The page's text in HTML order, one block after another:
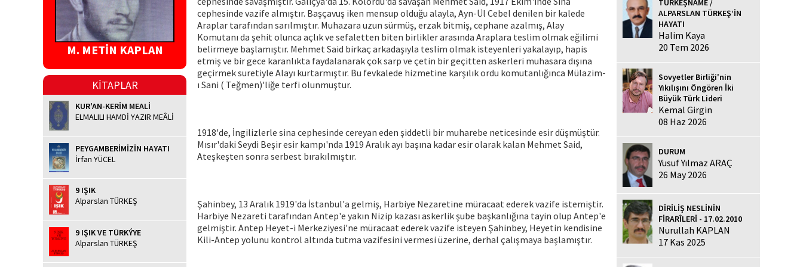
M. METİN KAPLAN
KİTAPLAR
KUR'AN-KERİM MEALİ
ELMALILI HAMDİ YAZIR MEÂLİ
PEYGAMBERİMİZİN HAYATI
İrfan YÜCEL
9 IŞIK
Alparslan TÜRKEŞ
9 IŞIK VE TÜRKÝYE
Alparslan TÜRKEŞ
cephesinde vazife almıştır. Başçavuş iken mensup olduğu alayla, Ayn-Ül Cebel denilen bir kalede
Araplar tarafından sarılmıştır. Muhazara uzun sürmüş, erzak bitmiş, cephane azalmış, Alay
Komutanı da şehit olunca açlık ve sefaletten biten birlikler arasında Araplara teslim olmak eğilimi
belirmeye başlamıştır. Mehmet Said birkaç arkadaşıyla teslim olmak isteyenleri yakalayıp, hapis
etmiş ve bir gece karanlıkta faydalanarak çok sarp ve çetin bir geçitten askerleri muhasara dışına
geçirmek suretiyle Alayı kurtarmıştır. Bu fevkalede hizmetine karşılık ordu komutanlığınca Mülazim-
ı Sani ( Teğmen)'liğe terfi olunmuştur.
1918'de, İngilizlerle sina cephesinde cereyan eden şiddetli bir muharebe neticesinde esir düşmüştür.
Mısır'daki Seydi Beşir esir kampı'nda 1919 Aralık ayı başına kadar esir olarak kalan Mehmet Said,
Ateşkeşten sonra serbest bırakılmıştır.
Şahinbey, 13 Aralık 1919'da İstanbul'a gelmiş, Harbiye Nezaretine müracaat ederek vazife istemiştir.
Harbiye Nezareti tarafından Antep'e yakın Nizip kazası askerlik şube başkanlığına tayin olup Antep'e
gelmiştir. Antep Heyet-i Merkeziyesi'ne müracaat ederek vazife isteyen Şahinbey, Heyetin kendisine
Kili-Antep yolunu kontrol altında tutma vazifesini vermesi üzerine, derhal çalışmaya başlamıştır.
TÜRKEŞNAME /
ALPARSLAN TÜRKEŞ’İN
HAYATI
Halim Kaya
20 Tem 2026
Sovyetler Birliği'nin
Yıkılışını Öngören İki
Büyük Türk Lideri
Kemal Girgin
08 Haz 2026
DURUM
Yusuf Yılmaz ARAÇ
26 May 2026
DİRİLİŞ NESLİNİN
FİRARÎLERİ - 17.02.2010
Nurullah KAPLAN
17 Kas 2025